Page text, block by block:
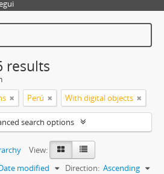
results
Perú With digital objects
search options
View:
modified Direction: Ascending